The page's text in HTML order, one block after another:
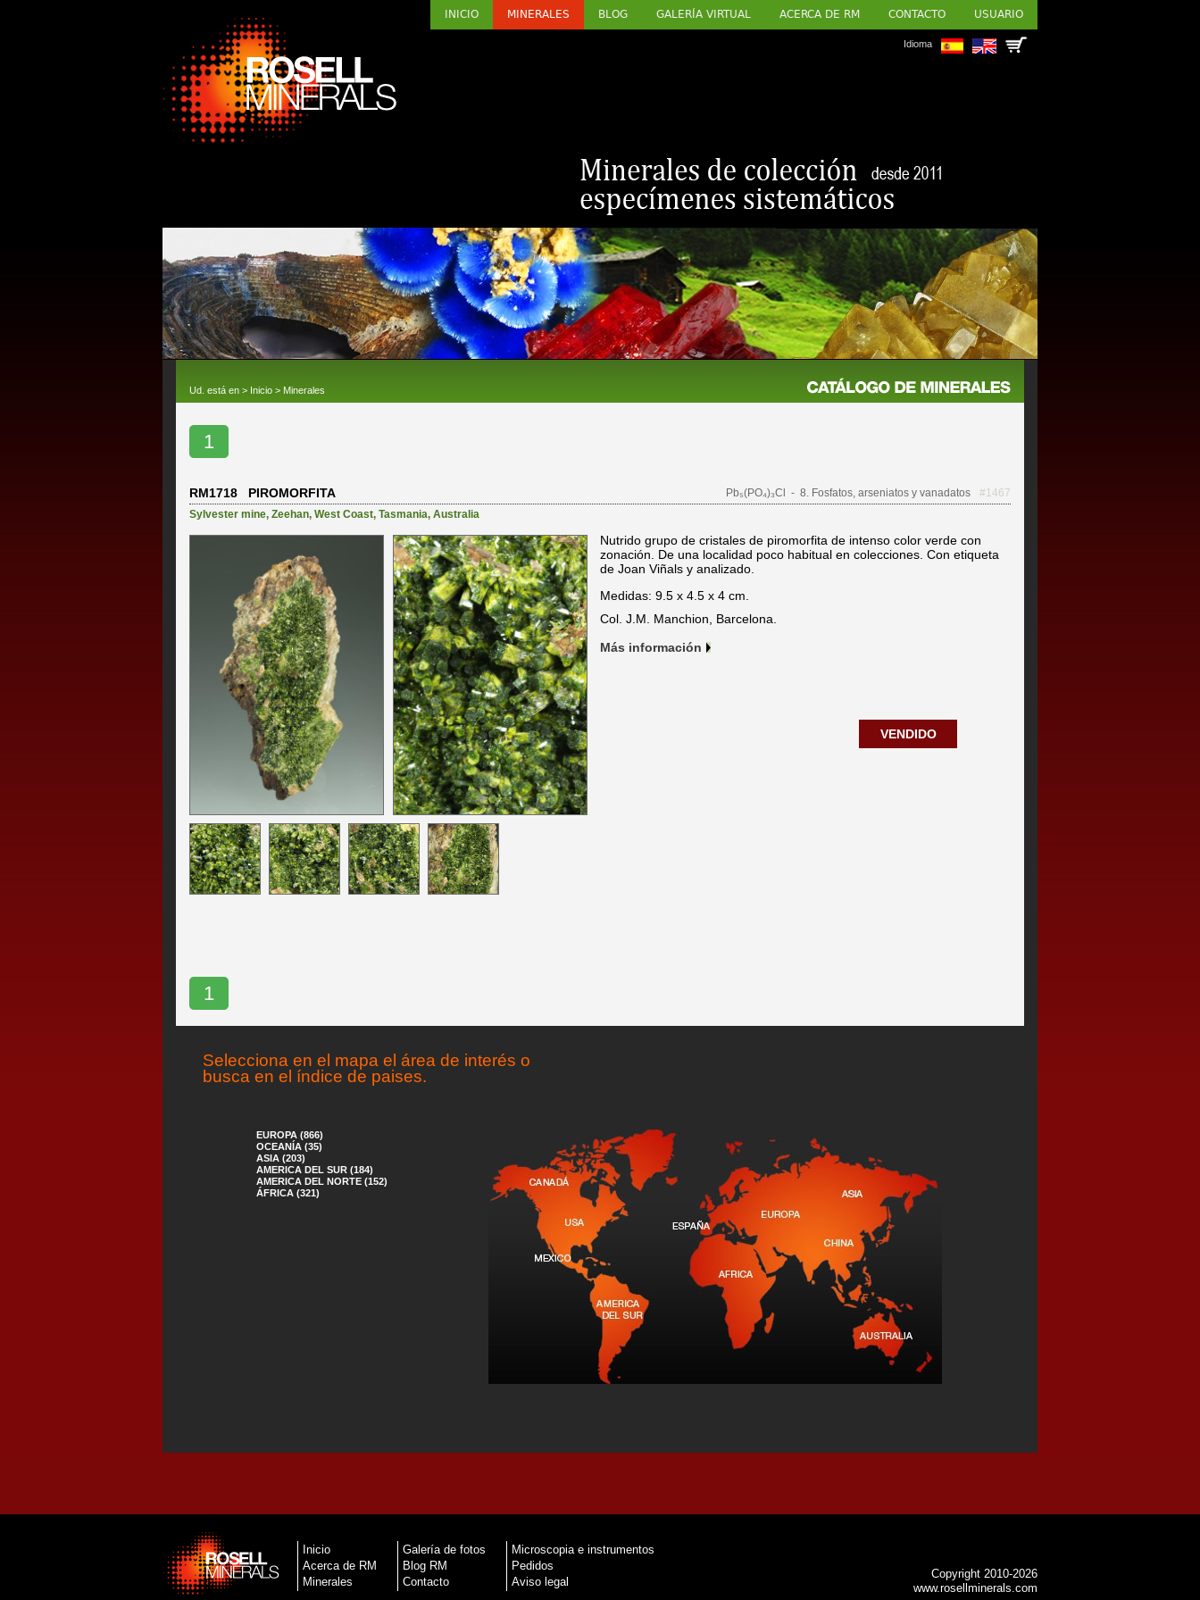
INICIO MINERALES BLOG GALERÍA VIRTUAL ACERCA DE RM CONTACTO USUARIO
Idioma
Ud. está en > Inicio > Minerales
1
RM1718 PIROMORFITA Pb₅(PO₄)₃Cl - 8. Fosfatos, arseniatos y vanadatos
#1467
Sylvester mine, Zeehan, West Coast, Tasmania, Australia
Nutrido grupo de cristales de piromorfita de intenso color verde con
zonación. De una localidad poco habitual en colecciones. Con etiqueta
de Joan Viñals y analizado.
Medidas: 9.5 x 4.5 x 4 cm.
Col. J.M. Manchion, Barcelona.
Más información
VENDIDO
1
Selecciona en el mapa el área de interés o
busca en el índice de paises.
EUROPA (866)
OCEANÍA (35)
ASIA (203)
AMERICA DEL SUR (184)
AMERICA DEL NORTE (152)
ÁFRICA (321)
Inicio
Acerca de RM
Minerales
Galería de fotos
Blog RM
Contacto
Microscopia e instrumentos
Pedidos
Aviso legal
Copyright 2010-2026
www.rosellminerals.com